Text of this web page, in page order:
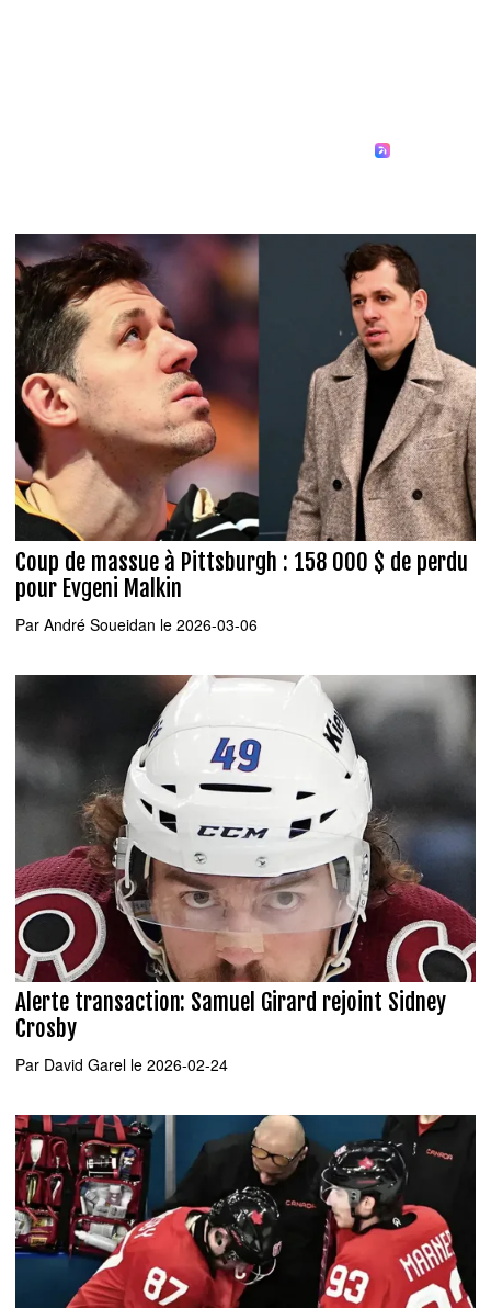
Coup de massue à Pittsburgh : 158 000 $ de perdu
pour Evgeni Malkin
Par André Soueidan le 2026-03-06
Alerte transaction: Samuel Girard rejoint Sidney
Crosby
Par David Garel le 2026-02-24